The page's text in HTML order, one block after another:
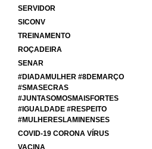
SERVIDOR
SICONV
TREINAMENTO
ROÇADEIRA
SENAR
#DIADAMULHER #8DEMARÇO
#SMASECRAS
#JUNTASOMOSMAISFORTES
#IGUALDADE #RESPEITO
#MULHERESLAMINENSES
COVID-19 CORONA VÍRUS